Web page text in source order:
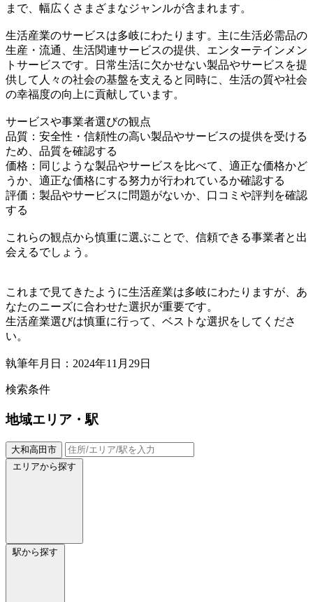
まで、幅広くさまざまなジャンルが含まれます。
生活産業のサービスは多岐にわたります。主に生活必需品の
生産・流通、生活関連サービスの提供、エンターテインメン
トサービスです。日常生活に欠かせない製品やサービスを提
供して人々の社会の基盤を支えると同時に、生活の質や社会
の幸福度の向上に貢献しています。
サービスや事業者選びの観点
品質：安全性・信頼性の高い製品やサービスの提供を受ける
ため、品質を確認する
価格：同じような製品やサービスを比べて、適正な価格かど
うか、適正な価格にする努力が行われているか確認する
評価：製品やサービスに問題がないか、口コミや評判を確認
する
これらの観点から慎重に選ぶことで、信頼できる事業者と出
会えるでしょう。
これまで見てきたように生活産業は多岐にわたりますが、あ
なたのニーズに合わせた選択が重要です。
生活産業選びは慎重に行って、ベストな選択をしてくださ
い。
執筆年月日：2024年11月29日
検索条件
地域エリア・駅
大和高田市
エリアから探す
駅から探す